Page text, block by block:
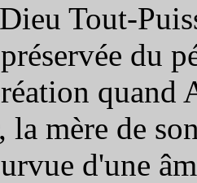
Tout-
du
quand
la mère de
d'une